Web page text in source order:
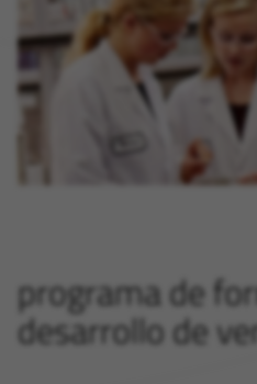
programa de
desarrollo de